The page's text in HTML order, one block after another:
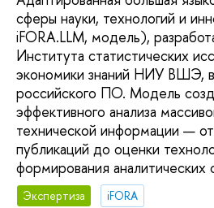
сферы науки, технологий и
iFORA.LLM, модель),
Института статистических
экономики знаний НИУ ВШЭ,
российского ПО. Модель
эффективного анализа
технической информации —
публикаций до оценки
формирования аналитических
Экспертиза
iFORA